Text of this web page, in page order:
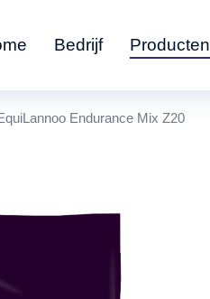
Bedrijf Producten
Endurance Mix Z20